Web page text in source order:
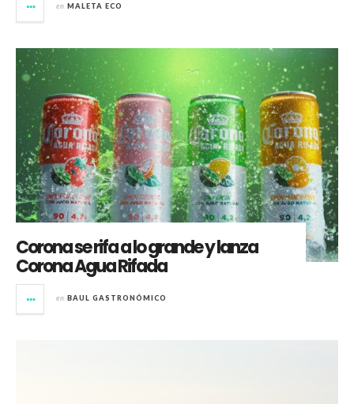
en MALETA ECO
Corona se rifa a lo grande y lanza
Corona Agua Rifada
en BAUL GASTRONÓMICO